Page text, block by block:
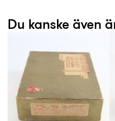
Du kanske även